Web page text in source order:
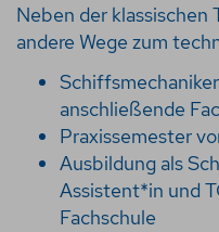
Neben der klassischen
andere Wege zum
anschließende
Praxissemester
Ausbildung als
Assistent*in und
Fachschule